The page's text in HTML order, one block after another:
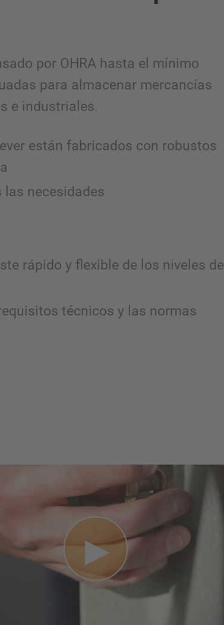
por OHRA hasta el mínimo
para almacenar mercancías
e industriales.
están fabricados con robustos
las necesidades
rápido y flexible de los niveles de
técnicos y las normas